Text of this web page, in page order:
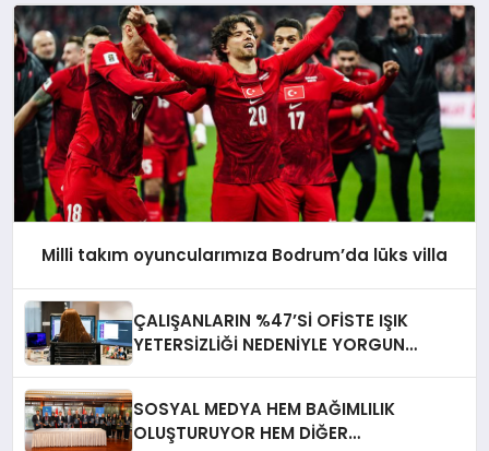
Milli takım oyuncularımıza Bodrum’da lüks villa
ÇALIŞANLARIN %47’Sİ OFİSTE IŞIK
YETERSİZLİĞİ NEDENİYLE YORGUN
SOSYAL MEDYA HEM BAĞIMLILIK
OLUŞTURUYOR HEM DİĞER